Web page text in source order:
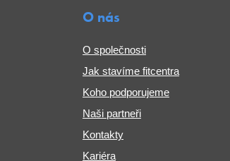
O nás
O společnosti
Jak stavíme fitcentra
Koho podporujeme
Naši partneři
Kontakty
Kariéra